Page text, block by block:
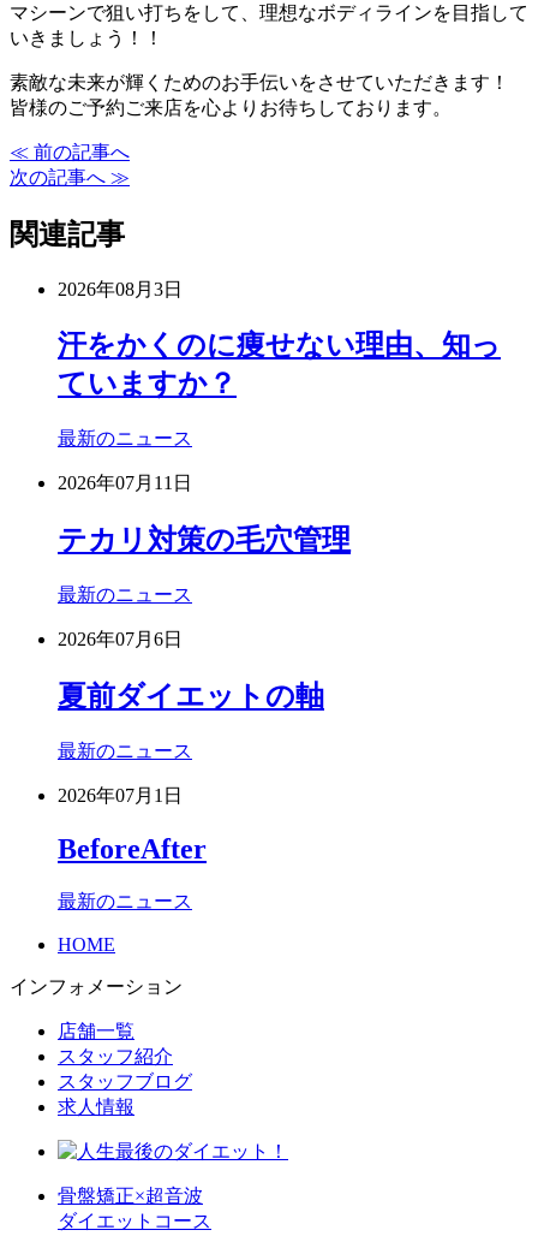
マシーンで狙い打ちをして、理想なボディラインを目指して
いきましょう！！
素敵な未来が輝くためのお手伝いをさせていただきます！
皆様のご予約ご来店を心よりお待ちしております。
≪ 前の記事へ
次の記事へ ≫
関連記事
2026年08月3日
汗をかくのに痩せない理由、知っ
ていますか？
最新のニュース
2026年07月11日
テカリ対策の毛穴管理
最新のニュース
2026年07月6日
夏前ダイエットの軸
最新のニュース
2026年07月1日
BeforeAfter
最新のニュース
HOME
インフォメーション
店舗一覧
スタッフ紹介
スタッフブログ
求人情報
骨盤矯正×超音波
ダイエットコース